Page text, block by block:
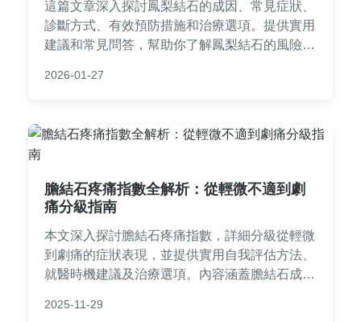
這篇文章深入探討鳳梨結石的成因、常見症狀、
診斷方式、有效預防措施和治療選項。提供實用
建議和常見問答，幫助你了解鳳梨結石的風險，
於個人經驗和專業知識，適合所有關心健康飲食
2026-01-27
膽結石疼痛指數全解析：從輕微不適到劇
痛分級指南
本文深入探討膽結石疼痛指數，詳細分級從輕微
到劇痛的症狀表現，並提供實用自我評估方法、
就醫時機建議及治療選項。內容涵蓋膽結石成
應對膽結石疼痛，避免延誤治療。
2025-11-29